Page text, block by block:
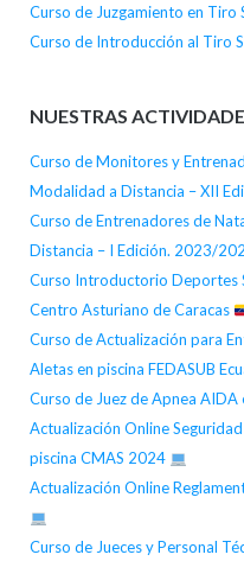
Curso de Juzgamiento en Tiro
Curso de Introducción al Tiro
NUESTRAS
Curso de Monitores y
Modalidad a Distancia – XII
Curso de Entrenadores de
Distancia – I Edición. 2023/
Curso Introductorio Deportes
Centro Asturiano de Caracas
Curso de Actualización para
Aletas en piscina FEDASUB
Curso de Juez de Apnea AIDA
Actualización Online
piscina CMAS 2024
Actualización Online
Curso de Jueces y Personal